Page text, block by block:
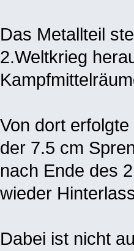
Das Metallteil
2.Weltkrieg
Von dort
der 7.5 cm
nach Ende des
wieder
Dabei ist nicht